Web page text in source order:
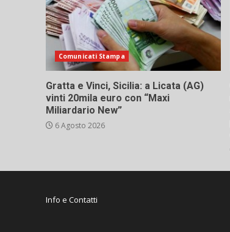
Comunicati Stampa
Gratta e Vinci, Sicilia: a Licata (AG)
vinti 20mila euro con “Maxi
Miliardario New”
6 Agosto 2026
Info e Contatti